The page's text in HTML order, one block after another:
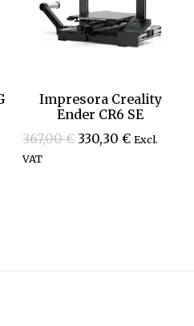
Impresora Creality
Ender CR6 SE
367,00€ 330,30 € Excl.
VAT